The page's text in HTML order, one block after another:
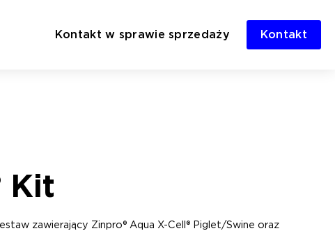
Kontakt w sprawie sprzedaży Kontakt
Kit
zawierający Zinpro® Aqua X-Cell® Piglet/Swine oraz